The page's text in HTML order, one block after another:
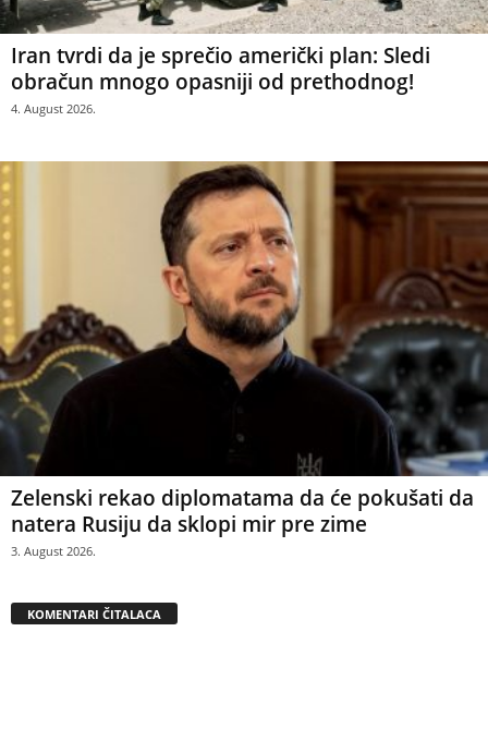
Iran tvrdi da je sprečio američki plan: Sledi
obračun mnogo opasniji od prethodnog!
4. August 2026.
Zelenski rekao diplomatama da će pokušati da
natera Rusiju da sklopi mir pre zime
3. August 2026.
KOMENTARI ČITALACA